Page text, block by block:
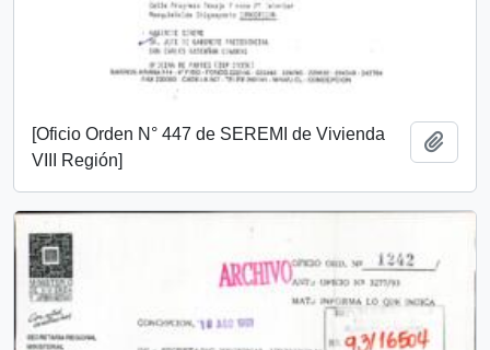
[Oficio Orden N° 447 de SEREMI de Vivienda
VIII Región]